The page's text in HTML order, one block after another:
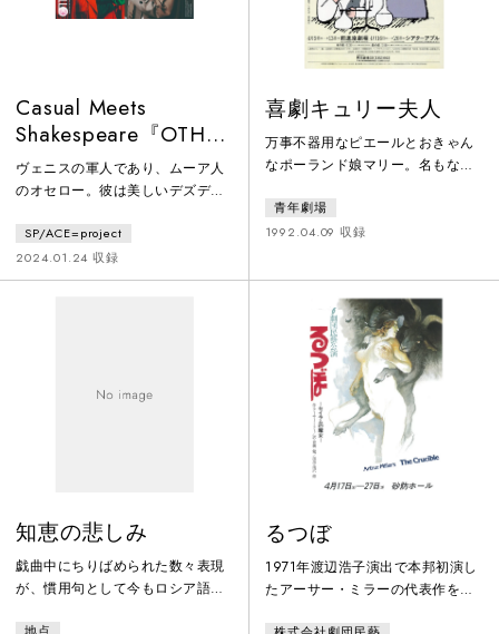
Casual Meets
Shakespeare『OTHELLO
Serious』
ヴェニスの軍人であり、ムーア人
のオセロー。彼は美しいデズデモ
対を押し切る形で、半ば駆け落ち
のように結婚する。オセローを嫌
う部下のイアーゴーは、自分を差
ーに告げる。イアーゴーの巧妙な
SP/ACE=project
2024.01.24 収録
喜劇キュリー夫人
万事不器用なピエールとおきゃん
なポーランド娘マリー。名もなく
室で出会い、世界に羽ばたくまで
の、笑いと奇知と恋に彩られた、
度、モリエール最優秀作家、演出
家、装置家、私立劇場演目、各賞
受賞の傑作喜劇。
青年劇場
1992.04.09 収録
知恵の悲しみ
戯曲中にちりばめられた数々表現
が、慣用句として今もロシア語に
るつぼ
1971年渡辺浩子演出で本邦初演し
たアーサー・ミラーの代表作を、